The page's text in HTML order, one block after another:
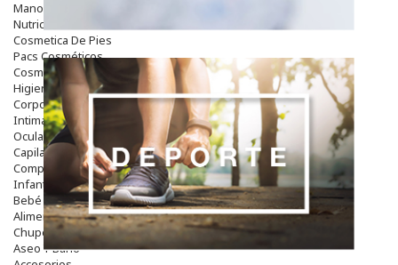
Manos Y Uñas
Nutricosmética
Cosmetica De Pies
Pacs Cosméticos
Cosmetica Facial Piel Sensible
Higiene
Corporal
Intima
Ocular
Capilar
Complementos
Infantil
Bebé
Alimentación Y Complementos
Chupetes Y Mordedores
Aseo Y Baño